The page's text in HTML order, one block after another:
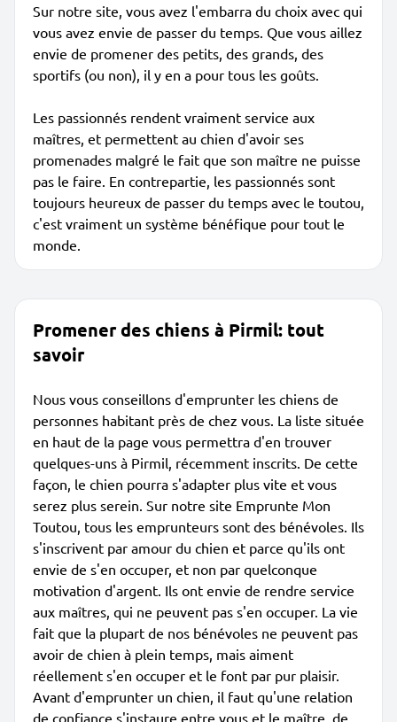
Sur notre site, vous avez l'embarra du choix avec qui
vous avez envie de passer du temps. Que vous aillez
envie de promener des petits, des grands, des
sportifs (ou non), il y en a pour tous les goûts.
Les passionnés rendent vraiment service aux
maîtres, et permettent au chien d'avoir ses
promenades malgré le fait que son maître ne puisse
pas le faire. En contrepartie, les passionnés sont
toujours heureux de passer du temps avec le toutou,
c'est vraiment un système bénéfique pour tout le
monde.
Promener des chiens à Pirmil: tout
savoir
Nous vous conseillons d'emprunter les chiens de
personnes habitant près de chez vous. La liste située
en haut de la page vous permettra d'en trouver
quelques-uns à Pirmil, récemment inscrits. De cette
façon, le chien pourra s'adapter plus vite et vous
serez plus serein. Sur notre site Emprunte Mon
Toutou, tous les emprunteurs sont des bénévoles. Ils
s'inscrivent par amour du chien et parce qu'ils ont
envie de s'en occuper, et non par quelconque
motivation d'argent. Ils ont envie de rendre service
aux maîtres, qui ne peuvent pas s'en occuper. La vie
fait que la plupart de nos bénévoles ne peuvent pas
avoir de chien à plein temps, mais aiment
réellement s'en occuper et le font par pur plaisir.
Avant d'emprunter un chien, il faut qu'une relation
de confiance s'instaure entre vous et le maître, de